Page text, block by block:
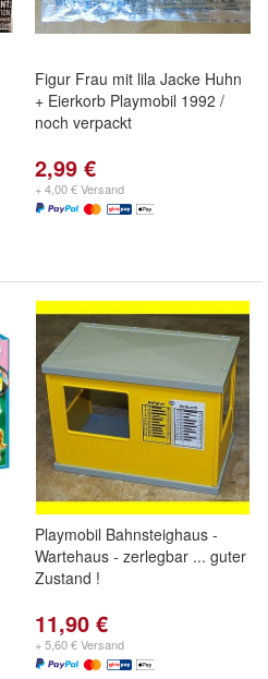
Figur Frau mit lila Jacke Huhn
+ Eierkorb Playmobil 1992 /
noch verpackt
2,99 €
+ 4,00 € Versand
Playmobil Bahnsteighaus -
Wartehaus - zerlegbar ... guter
Zustand !
11,90 €
+ 5,60 € Versand